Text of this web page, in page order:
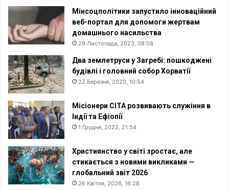
Мінсоцполітики запустило інноваційний
веб-портал для допомоги жертвам
домашнього насильства
29 Листопада, 2023, 08:08
Два землетруси у Загребі: пошкоджені
будівлі і головний собор Хорватії
22 Березня, 2020, 10:54
Місіонери СITA розвивають служіння в
Індії та Ефіопії
1 Грудня, 2022, 21:54
Християнство у світі зростає, але
стикається з новими викликами —
глобальний звіт 2026
26 Квітня, 2026, 16:28